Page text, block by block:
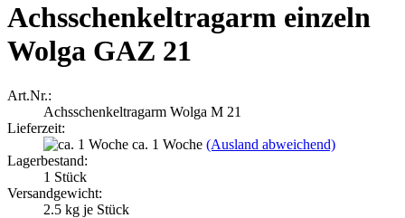
Achsschenkeltragarm einzeln
Wolga GAZ 21
Art.Nr.:
Achsschenkeltragarm Wolga M 21
Lieferzeit:
ca. 1 Woche (Ausland abweichend)
Lagerbestand:
1 Stück
Versandgewicht:
2.5 kg je Stück